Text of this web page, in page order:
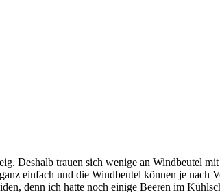
Deshalb trauen sich wenige an
einfach und die Windbeutel können je
denn ich hatte noch einige Beeren im